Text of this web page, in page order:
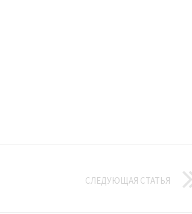
СЛЕДУЮЩАЯ СТАТЬЯ